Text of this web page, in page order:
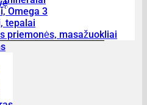
Omega 3
tepalai
priemonės, masažuokliai